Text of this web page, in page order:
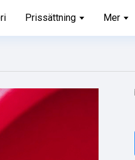
Prissättning Mer